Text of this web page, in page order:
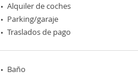
Alquiler de coches
Parking/garaje
Traslados de pago
Baño